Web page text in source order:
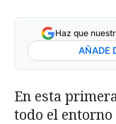
Haz que
AÑADE
En esta
todo el entorno